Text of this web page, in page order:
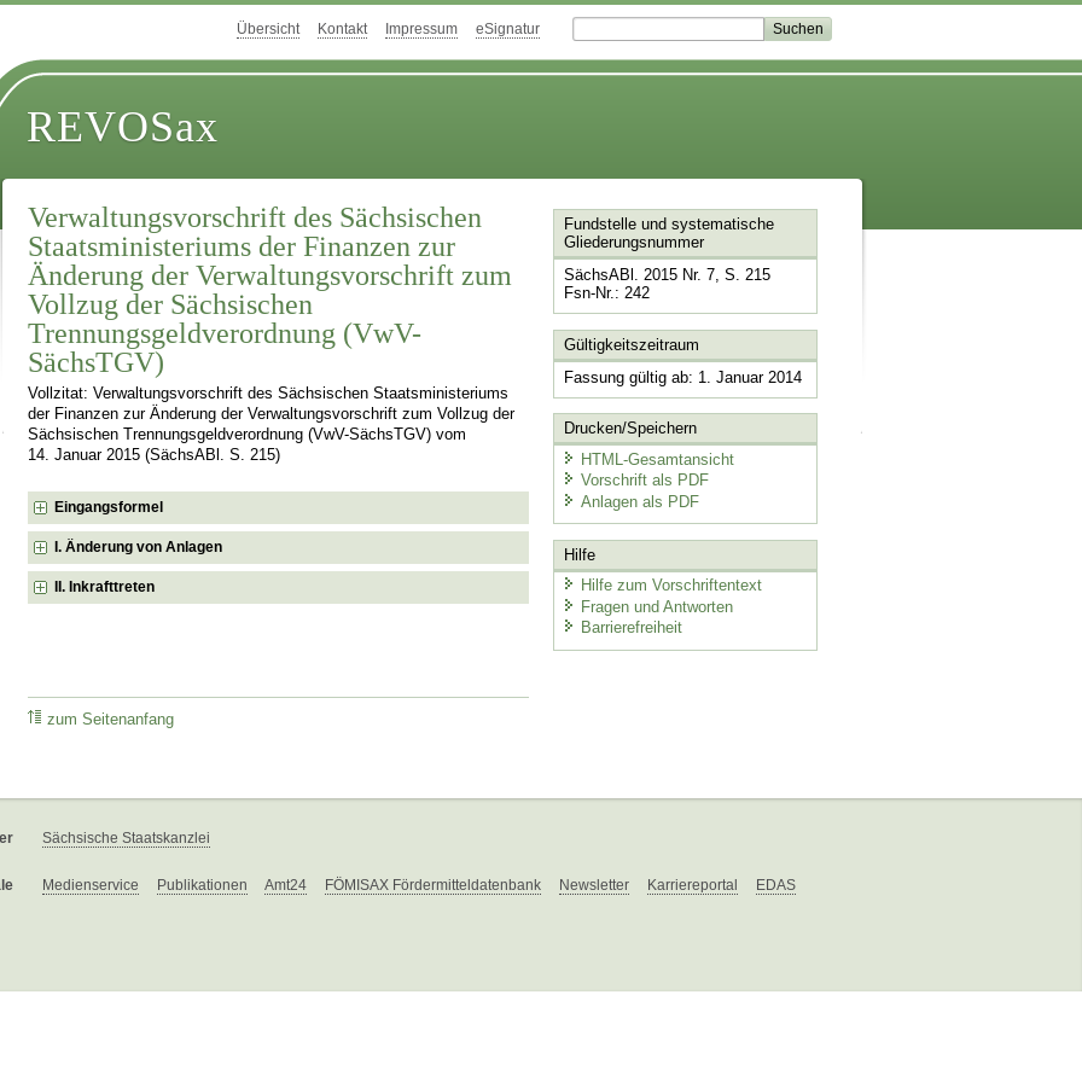
Übersicht Kontakt Impressum eSignatur
REVOSax
Verwaltungsvorschrift des Sächsischen
Staatsministeriums der Finanzen zur
Änderung der Verwaltungsvorschrift zum
Vollzug der Sächsischen
Trennungsgeldverordnung (VwV-
SächsTGV)
Vollzitat: Verwaltungsvorschrift des Sächsischen Staatsministeriums
der Finanzen zur Änderung der Verwaltungsvorschrift zum Vollzug der
Sächsischen Trennungsgeldverordnung (VwV-SächsTGV) vom
14. Januar 2015 (SächsABl. S. 215)
Eingangsformel
I. Änderung von Anlagen
II. Inkrafttreten
zum Seitenanfang
Fundstelle und systematische
Gliederungsnummer
SächsABl. 2015 Nr. 7, S. 215
Fsn-Nr.: 242
Gültigkeitszeitraum
Fassung gültig ab: 1. Januar 2014
Drucken/Speichern
HTML-Gesamtansicht
Vorschrift als PDF
Anlagen als PDF
Hilfe
Hilfe zum Vorschriftentext
Fragen und Antworten
Barrierefreiheit
Sächsische Staatskanzlei
Medienservice Publikationen Amt24 FÖMISAX Fördermitteldatenbank Newsletter Karriereportal EDAS